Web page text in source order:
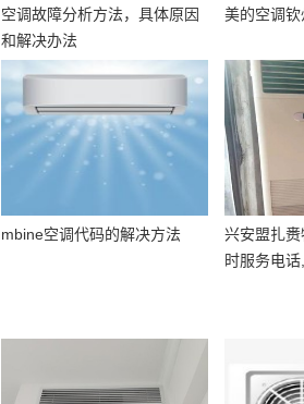
空调故障分析方法，具体原因
和解决办法
美的空调
mbine空调代码的解决方法
兴安盟扎
时服务电